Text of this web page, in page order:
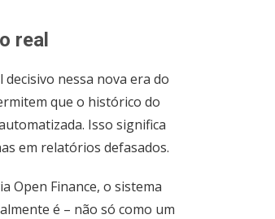
real
nessa nova era do
que o histórico do
Isso significa
em relatórios defasados.
Open Finance, o sistema
é – não só como um